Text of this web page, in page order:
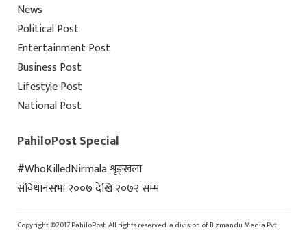
News
Political Post
Entertainment Post
Business Post
Lifestyle Post
National Post
PahiloPost Special
#WhoKilledNirmala शृङ्खला
संविधानसभा २००७ देखि २०७२ सम्म
Copyright ©2017 PahiloPost. All rights reserved. a division of Bizmandu Media Pvt.